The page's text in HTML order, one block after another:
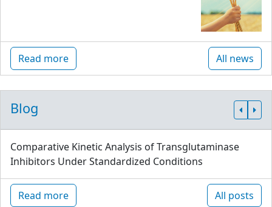
Read more All news
Blog
Comparative Kinetic Analysis of Transglutaminase
Inhibitors Under Standardized Conditions
Read more All posts